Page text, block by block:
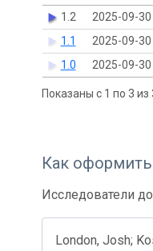
1.2
2025-09-
1.1
2025-09-30
1.0
2025-09-30
Показаны с 1 по 3 из
Как
Исследователи
London, Josh;